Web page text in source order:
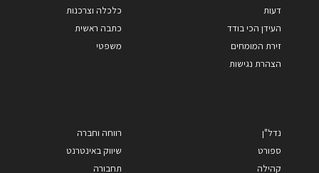
דעות
העידן הכי בודד
זירת המומחים
הצהרת נגישות
כלכלה וצרכנות
כתבה ראשית
משפטי
נדל"ן
ספורט
קהילה
רווחה וחברה
שיווק באינטרנט
תחבורה